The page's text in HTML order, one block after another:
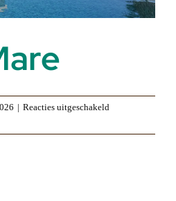
| Reacties uitgeschakeld
Mare